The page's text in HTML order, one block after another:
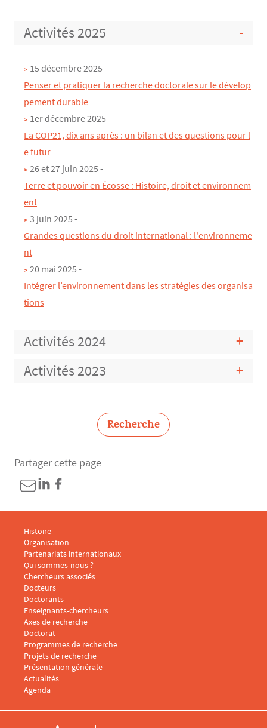
Activités 2025
15 décembre 2025 -
Penser et pratiquer la recherche doctorale sur le dévelop
pement durable
1er décembre 2025 -
La COP21, dix ans après : un bilan et des questions pour l
e futur
26 et 27 juin 2025 -
Terre et pouvoir en Écosse : Histoire, droit et environnem
ent
3 juin 2025 -
Grandes questions du droit international : l'environneme
nt
20 mai 2025 -
Intégrer l’environnement dans les stratégies des organisa
tions
Activités 2024
Activités 2023
Recherche
Partager cette page
Menu footer CARISM 1
Histoire
Organisation
Partenariats internationaux
Qui sommes-nous ?
Menu footer CARISM 2
Chercheurs associés
Docteurs
Doctorants
Enseignants-chercheurs
Menu footer CARISM 3
Axes de recherche
Doctorat
Programmes de recherche
Projets de recherche
Présentation générale
Menu footer CARISM 4
Actualités
Agenda